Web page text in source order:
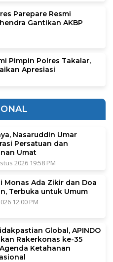
Parepare Resmi
Gantikan AKBP
Pimpin Polres Takalar,
Apresiasi
Nasaruddin Umar
Persatuan dan
Umat
2026 19:58 PM
Monas Ada Zikir dan Doa
Terbuka untuk Umum
12:00 PM
Global, APINDO
Rakerkonas ke-35
Ketahanan